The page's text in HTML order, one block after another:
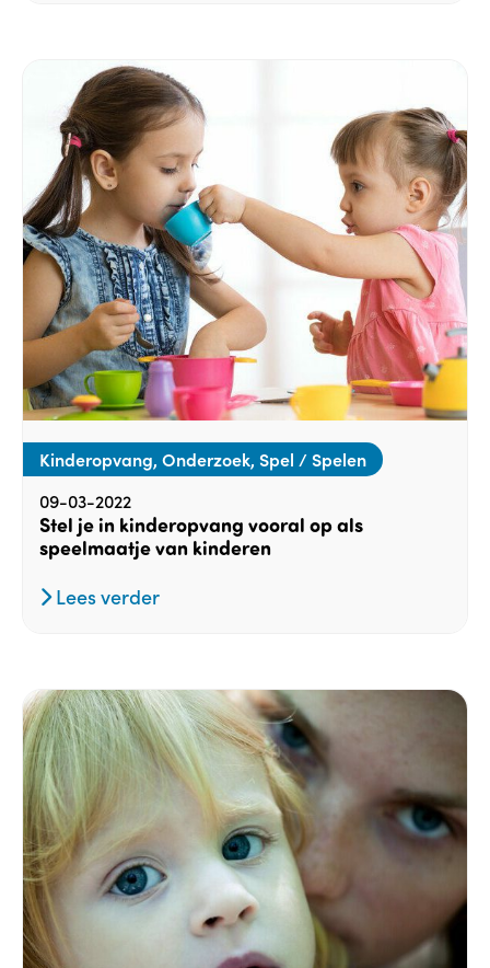
Kinderopvang, Onderzoek, Spel / Spelen
09-03-2022
Stel je in kinderopvang vooral op als
speelmaatje van kinderen
Lees verder